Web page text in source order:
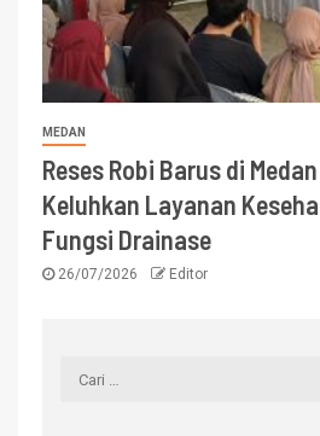
MEDAN
Reses Robi Barus di
Keluhkan Layanan
Fungsi Drainase
26/07/2026 Editor